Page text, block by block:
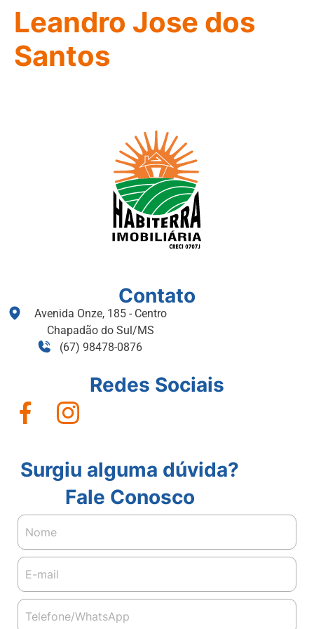
Leandro Jose dos
Santos
Contato
Avenida Onze, 185 - Centro
Chapadão do Sul/MS
(67) 98478-0876
Redes Sociais
Surgiu alguma dúvida?
Fale Conosco